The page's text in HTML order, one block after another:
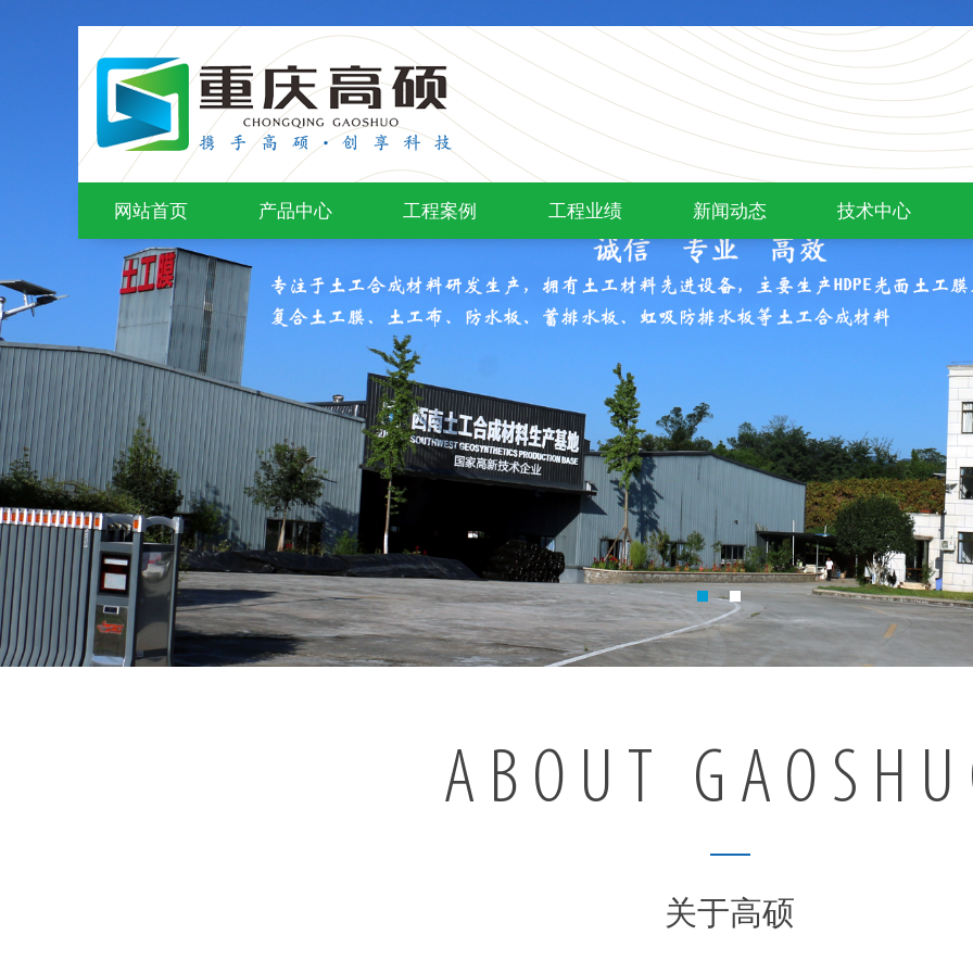
网站首页 产品中心 工程案例 工程业绩 新闻动态 技术中心
ABOUT
关于高硕